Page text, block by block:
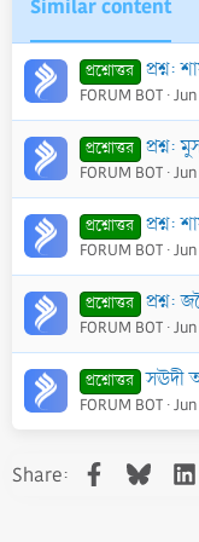
Similar content
প্রশ্নোত্তর প্রশ্ন: শায়খ ড.
FORUM BOT
প্রশ্নোত্তর
FORUM BOT
প্রশ্নোত্তর প্রশ্ন: শায়খ
FORUM BOT
প্রশ্নোত্তর প্রশ্ন: জনৈক
FORUM BOT
প্রশ্নোত্তর সঊদী
FORUM BOT
Share: Facebook